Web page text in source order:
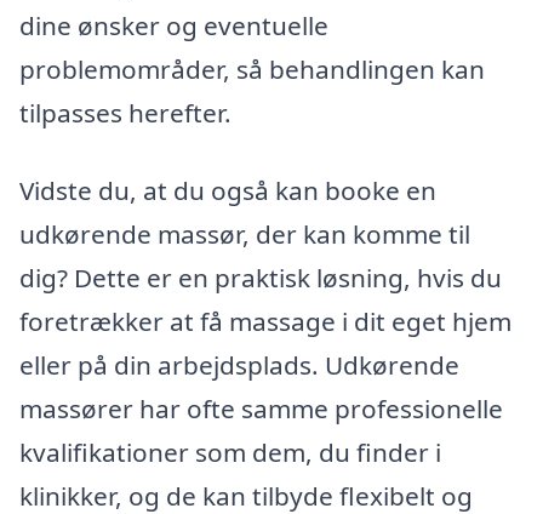
dine ønsker og eventuelle
problemområder, så behandlingen kan
tilpasses herefter.
Vidste du, at du også kan booke en
udkørende massør, der kan komme til
dig? Dette er en praktisk løsning, hvis du
foretrækker at få massage i dit eget hjem
eller på din arbejdsplads. Udkørende
massører har ofte samme professionelle
kvalifikationer som dem, du finder i
klinikker, og de kan tilbyde flexibelt og